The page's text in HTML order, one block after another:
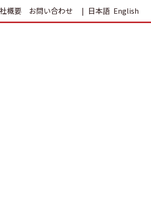
概要 お問い合わせ 日本語 English